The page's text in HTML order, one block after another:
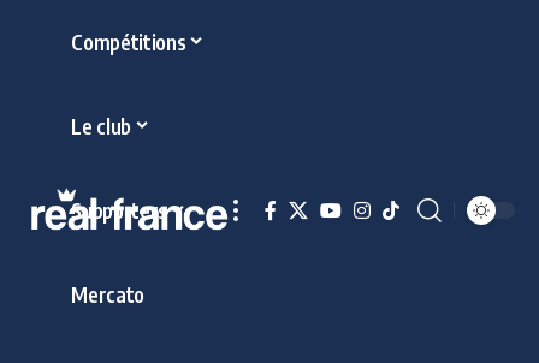
Compétitions
Le club
Supporters
Mercato